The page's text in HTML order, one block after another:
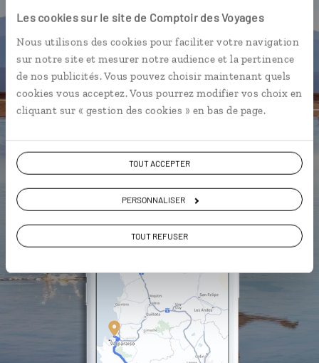
Les cookies sur le site de Comptoir des Voyages
Nous utilisons des cookies pour faciliter votre navigation
sur notre site et mesurer notre audience et la pertinence
de nos publicités. Vous pouvez choisir maintenant quels
cookies vous acceptez. Vous pourrez modifier vos choix en
cliquant sur « gestion des cookies » en bas de page.
TOUT ACCEPTER
PERSONNALISER
TOUT REFUSER
Les plus beaux parcs naturels
géolocalisés
L'album souvenirs à composer
vous-même